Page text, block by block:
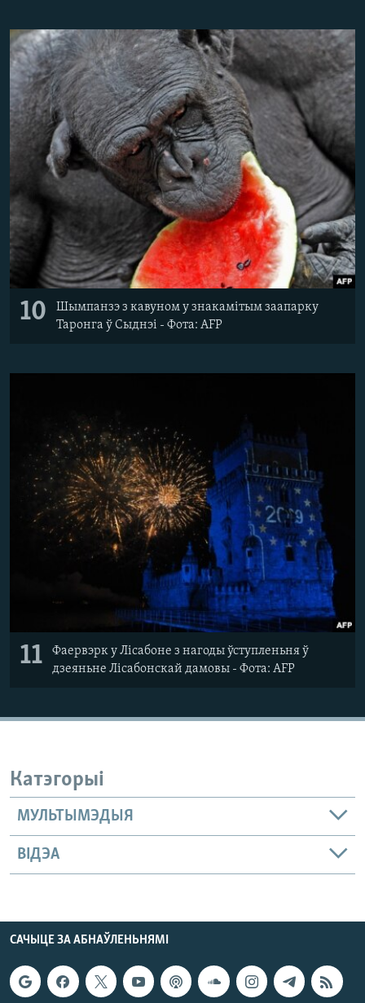
10
Шымпанзэ з кавуном у знакамітым заапарку
Таронга ў Сыднэі - Фота: AFP
11
Фаервэрк у Лісабоне з нагоды ўступленьня ў
дзеяньне Лісабонскай дамовы - Фота: AFP
Катэгорыі
МУЛЬТЫМЭДЫЯ
ВІДЭА
САЧЫЦЕ ЗА АБНАЎЛЕНЬНЯМІ